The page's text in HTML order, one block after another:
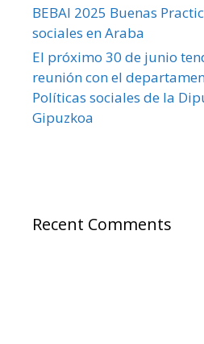
BEBAI 2025 Buenas
sociales en Araba
El próximo 30 de junio
reunión con el
Políticas sociales de la
Gipuzkoa
Recent Comments